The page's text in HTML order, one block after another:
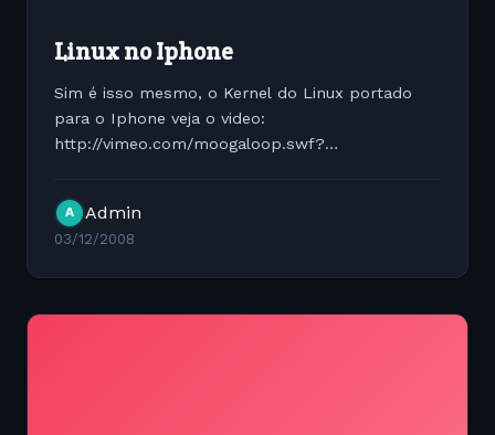
Linux no Iphone
Sim é isso mesmo, o Kernel do Linux portado
para o Iphone veja o video:
http://vimeo.com/moogaloop.swf?
A Admin
03/12/2008